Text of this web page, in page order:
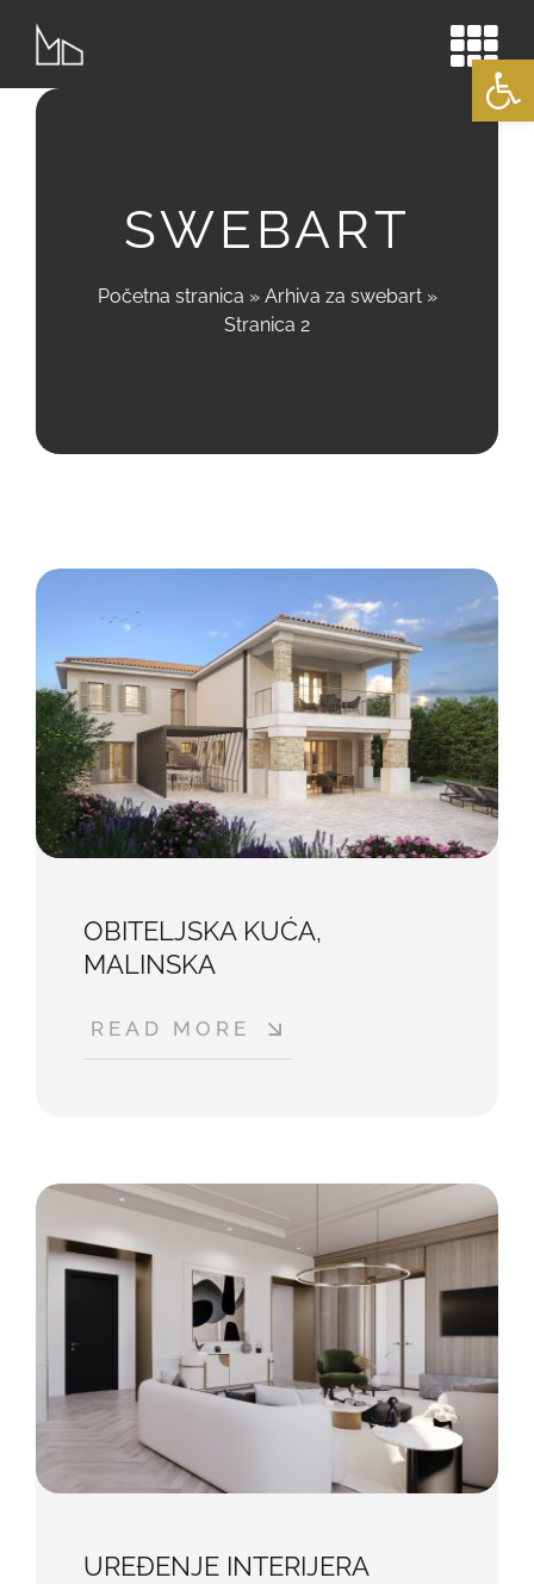
content
SWEBART
Početna stranica » Arhiva za swebart»
Stranica 2
OBITELJSKA KUĆA,
MALINSKA
READ MORE
UREĐENJE INTERIJERA